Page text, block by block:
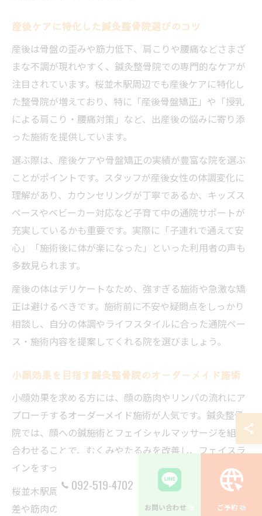
産後ケアに特化した鍼灸整骨院選びのコツ
産後は骨盤の歪みや筋力低下、肩こりや腰痛などさまざ
まな不調が現れやすく、鍼灸整骨院での専門的なケアが
注目されています。桜並木駅周辺でも産後ケアに特化し
た整骨院が増えており、特に「産後骨盤矯正」や「授乳
による肩こり・腰痛対策」など、出産後の悩みに寄り添
った施術を提供しています。
選ぶ際は、産後ケアや骨盤矯正の実績が豊富な院を選ぶ
ことがポイントです。スタッフが産後女性の体調変化に
理解があり、カウンセリングが丁寧であるか、キッズス
ペースやベビーカー対応など子育て中の通院サポートが
充実しているかも重要です。実際に「子連れで通えて安
心」「施術後に体が楽になった」といった利用者の声も
多数見られます。
産後の体はデリケートなため、強すぎる施術や急激な矯
正は避けるべきです。施術前に不安や疑問点をしっかり
相談し、自分の体調やライフスタイルに合った通院ペー
ス・施術内容を提案してくれる院を選びましょう。
小顔効果を目指す鍼灸整骨院のオーダーメイド施術
小顔効果を求める方には、顔の筋肉やリンパの流れにア
プローチするオーダーメイド施術が人気です。鍼灸整骨
院では、顔への鍼施術とフェイシャルマッサージを組み
合わせることで、むくみやたるみを改善し、フェイスラ
インをすっきりさせることが期待できます。
桜並木駅周辺の整骨院では、カウンセリングで顔の左右
差や筋肉のコリ、生活習慣などを丁寧にチェックし、一
092-519-4702
お問い合わせ ご予約